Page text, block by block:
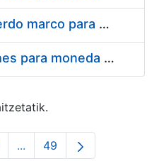
Contratación de acuerdo marco para el Suministro de Material de Electricidad para la Fábrica Nacional de Moneda y Timbre-Real Casa de la Moneda en su centro de trabajo de Burgos
Suministro de estuches para moneda de 30 €
...Intermediate Pages Use
Orrialdea
49